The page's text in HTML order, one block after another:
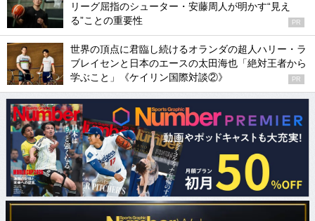
リーグ屈指のシューター・安藤周人が明かす“見え
る”ことの重要性
PR
世界の頂点に君臨し続けるオランダの超人ハリー・ラ
ブレイセンと日本のエースの太田海也「絶対王者から
学ぶこと」《ケイリン国際対談②》
PR